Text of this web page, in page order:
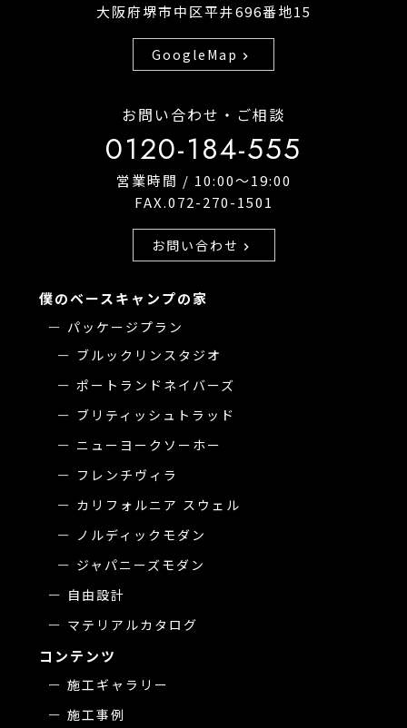
大阪府堺市中区平井696番地15
GoogleMap chevron_right
お問い合わせ・ご相談
0120-184-555
営業時間 / 10:00〜19:00
FAX.072-270-1501
お問い合わせ chevron_right
僕のベースキャンプの家
パッケージプラン
ブルックリンスタジオ
ポートランドネイバーズ
ブリティッシュトラッド
ニューヨークソーホー
フレンチヴィラ
カリフォルニア スウェル
ノルディックモダン
ジャパニーズモダン
自由設計
マテリアルカタログ
コンテンツ
施工ギャラリー
施工事例